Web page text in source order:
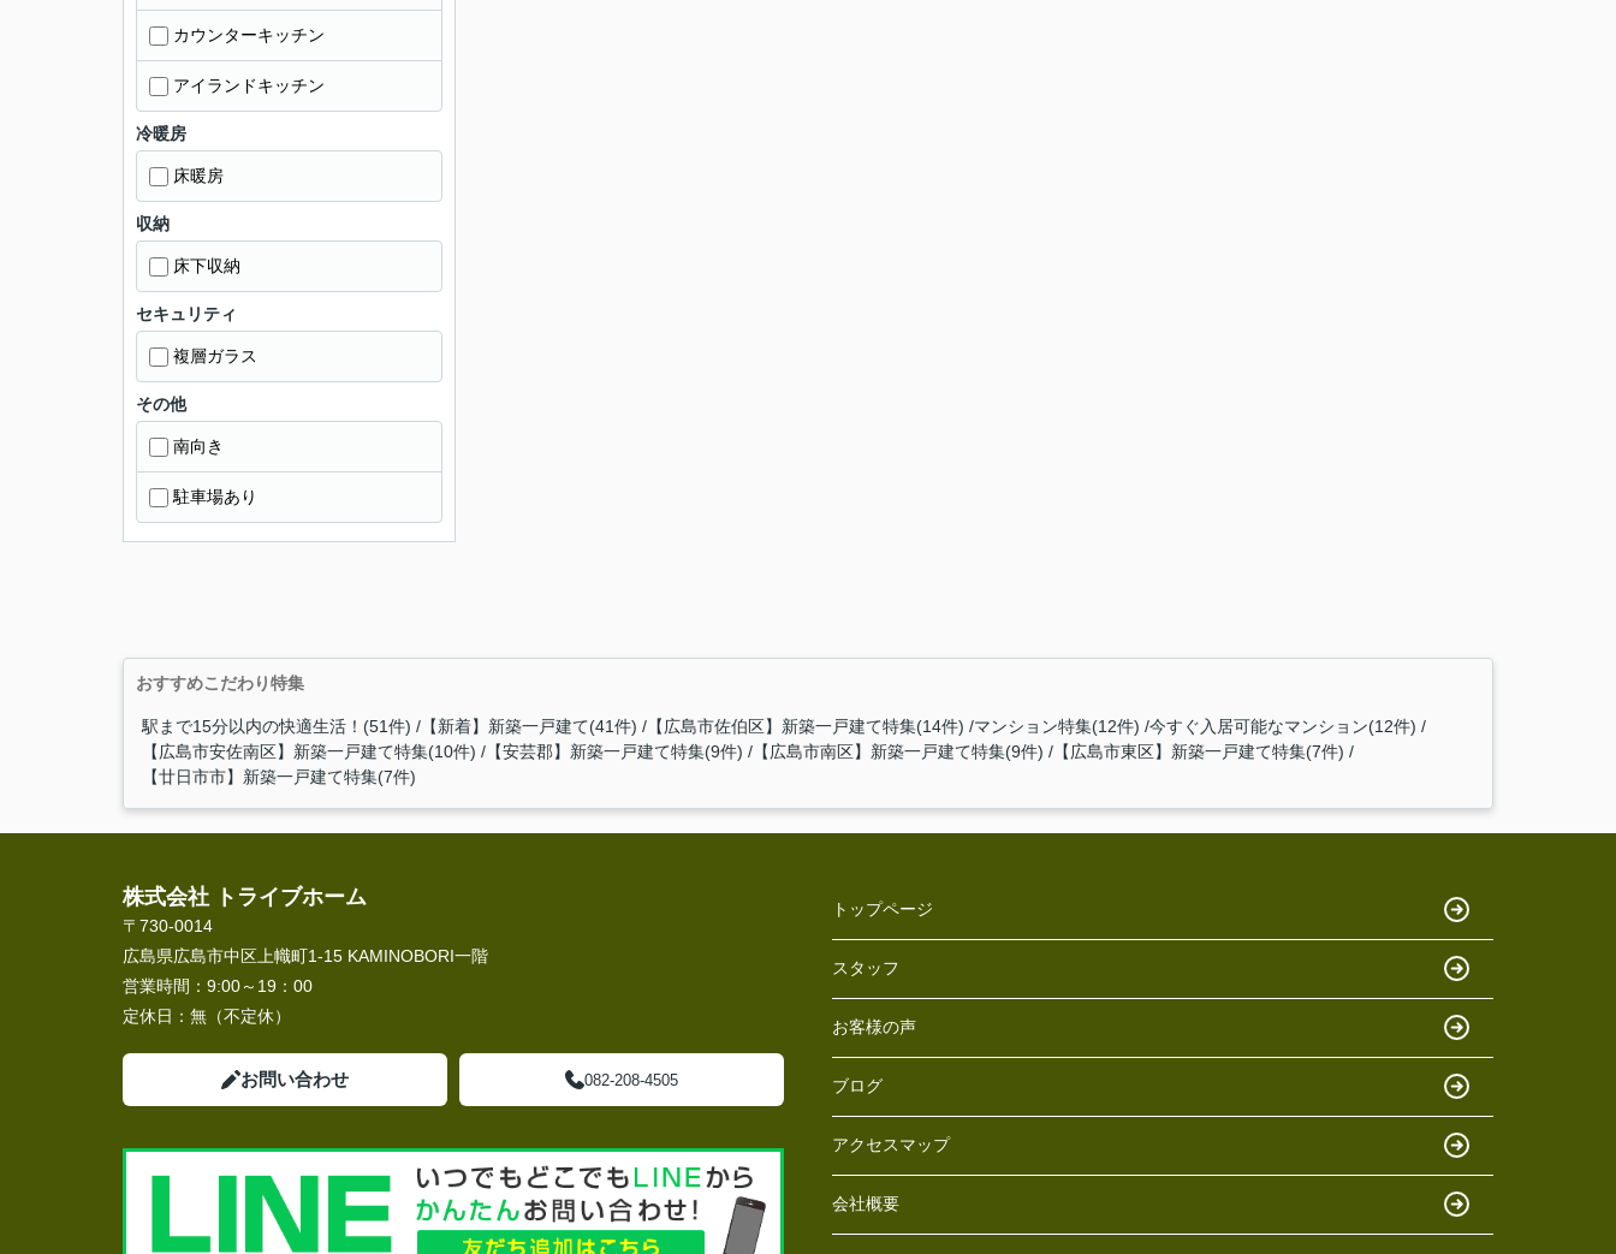
カウンターキッチン
アイランドキッチン
冷暖房
床暖房
収納
床下収納
セキュリティ
複層ガラス
その他
南向き
駐車場あり
おすすめこだわり特集
駅まで15分以内の快適生活！(51件) 【新着】新築一戸建て(41件) 【広島市佐伯区】新築一戸建て特集(14件) マンション特集(12件) 今すぐ入居可能なマンション(12件)
【広島市安佐南区】新築一戸建て特集(10件)
【安芸郡】新築一戸建て特集(9件) 【広島市南区】新築一戸建て特集(9件)
【広島市東区】新築一戸建て特集(7件)
【廿日市市】新築一戸建て特集(7件)
株式会社 トライブホーム
〒730-0014
広島県広島市中区上幟町1-15 KAMINOBORI一階
営業時間： 9:00～19：00
定休日： 無（不定休）
お問い合わせ 082-208-4505
トップページ
スタッフ
お客様の声
ブログ
アクセスマップ
会社概要